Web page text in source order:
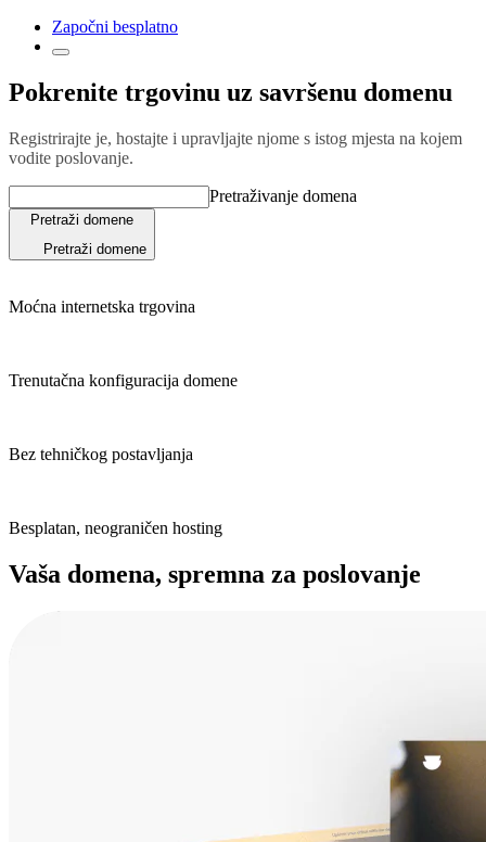
Započni besplatno
Pokrenite trgovinu uz savršenu domenu
Registrirajte je, hostajte i upravljajte njome s istog mjesta na kojem
vodite poslovanje.
Pretraživanje domena
Pretraži domene
Pretraži domene
Moćna internetska trgovina
Trenutačna konfiguracija domene
Bez tehničkog postavljanja
Besplatan, neograničen hosting
Vaša domena, spremna za poslovanje